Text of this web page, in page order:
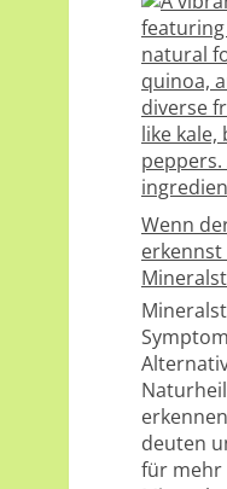
Wenn
erkennst
deuten
für mehr